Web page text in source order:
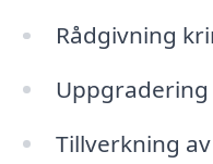
Rådgivning
Uppgradering
Tillverkning